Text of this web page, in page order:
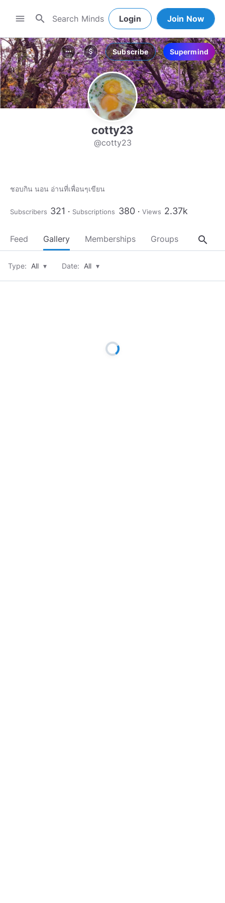
menu search Login Join Now
more_horiz attach_money Subscribe Supermind
cotty23
@cotty23
ชอบกิน นอน​ อ่านที่เพื่อนๆเขียน
Subscribers 321 Subscriptions 380 Views 2.37k
Feed Gallery Memberships Groups About
search
Type: All ▾ Date: All ▾